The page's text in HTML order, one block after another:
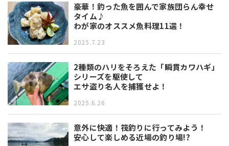
豪華！釣った魚を囲んで家族団らん幸せ
タイム♪
わが家のオススメ魚料理11選！
2025.7.23
2種類のハリをそろえた「瞬貫カワハギ」
シリーズを駆使して
エサ盗り名人を捕獲せよ！
2025.6.26
意外に快適！筏釣りに行ってみよう！
安心して楽しめる近場の釣り場!?